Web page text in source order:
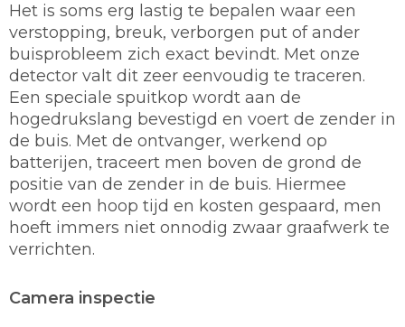
Het is soms erg lastig te bepalen waar een
verstopping, breuk, verborgen put of ander
buisprobleem zich exact bevindt. Met onze
detector valt dit zeer eenvoudig te traceren.
Een speciale spuitkop wordt aan de
hogedrukslang bevestigd en voert de zender in
de buis. Met de ontvanger, werkend op
batterijen, traceert men boven de grond de
positie van de zender in de buis. Hiermee
wordt een hoop tijd en kosten gespaard, men
hoeft immers niet onnodig zwaar graafwerk te
verrichten.
Camera inspectie